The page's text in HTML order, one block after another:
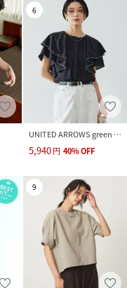
6
UNITED ARROWS green label relaxing
5,940円 40%OFF
9